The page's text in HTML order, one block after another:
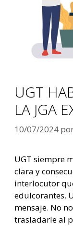
UGT
LA JGA
10/07/2024
UGT siempre
clara y
interlocutor
edulcorantes.
mensaje. No
trasladarle al